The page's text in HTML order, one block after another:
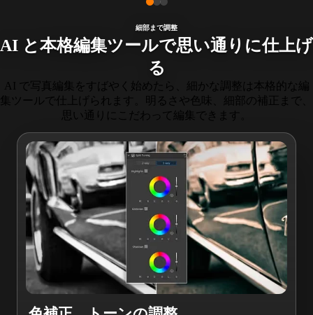
細部まで調整
AI と本格編集ツールで思い通りに仕上げ
る
AI で写真編集をすばやく始めたら、細かな調整は本格的な編
集ツールで仕上げられます。明るさや色味、細部の補正まで、
思い通りにこだわって編集できます。